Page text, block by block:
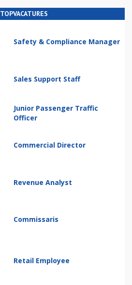
TOPVACATURES
Safety & Compliance Manager
Sales Support Staff
Junior Passenger Traffic
Officer
Commercial Director
Revenue Analyst
Commissaris
Retail Employee